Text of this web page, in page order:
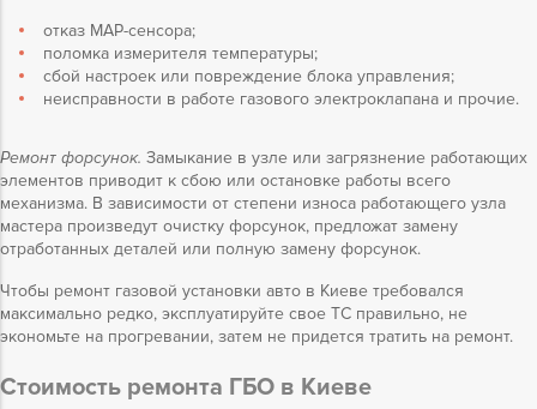
отказ МАР-сенсора;
поломка измерителя температуры;
сбой настроек или повреждение блока управления;
неисправности в работе газового электроклапана и прочие.
Ремонт форсунок. Замыкание в узле или загрязнение работающих
элементов приводит к сбою или остановке работы всего
механизма. В зависимости от степени износа работающего узла
мастера произведут очистку форсунок, предложат замену
отработанных деталей или полную замену форсунок.
Чтобы ремонт газовой установки авто в Киеве требовался
максимально редко, эксплуатируйте свое ТС правильно, не
экономьте на прогревании, затем не придется тратить на ремонт.
Стоимость ремонта ГБО в Киеве